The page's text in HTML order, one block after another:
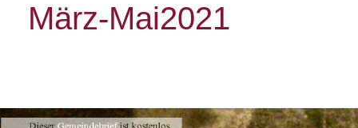
März-Mai2021